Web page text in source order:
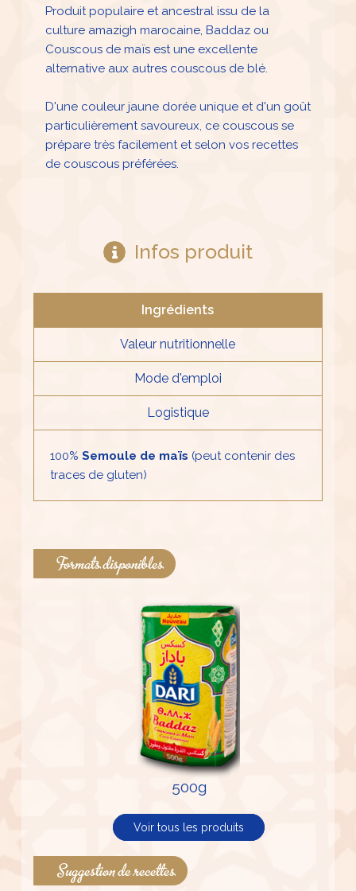
Produit populaire et ancestral issu de la
culture amazigh marocaine, Baddaz ou
Couscous de maïs est une excellente
alternative aux autres couscous de blé.
D'une couleur jaune dorée unique et d'un goût
particulièrement savoureux, ce couscous se
prépare très facilement et selon vos recettes
de couscous préférées.
Infos produit
Ingrédients
Valeur nutritionnelle
Mode d'emploi
Logistique
100% Semoule de maïs (peut contenir des
traces de gluten)
Formats disponibles
500g
Voir tous les produits
Suggestion de recettes